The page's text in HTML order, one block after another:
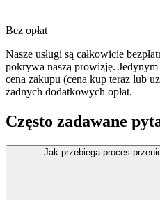
Bez opłat
Nasze usługi są całkowicie
pokrywa naszą prowizję.
cena zakupu (cena kup teraz lub
żadnych dodatkowych opłat.
Często zadawane
Jak przebiega proces